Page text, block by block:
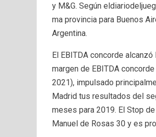
y M&G. Según
ma provincia para Buenos
Argentina.
El EBITDA concorde
margen de EBITDA
2021), impulsado
Madrid tus resultados del
meses para 2019. El Stop
Manuel de Rosas 30 y es